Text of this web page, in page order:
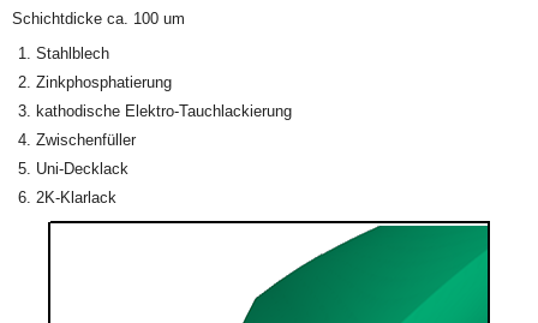
Schichtdicke ca. 100 um
Stahlblech
Zinkphosphatierung
kathodische Elektro-Tauchlackierung
Zwischenfüller
Uni-Decklack
2K-Klarlack